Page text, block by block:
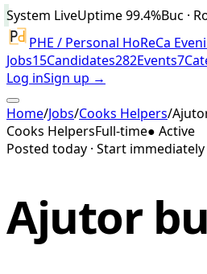
System LiveUptime99.4%Buc ·
PHE / Personal HoReCa
Jobs15Candidates282Events7
Log inSign up →
Home/Jobs/Cooks Helpers/
Cooks HelpersFull-time● Active
Posted today · Start immediately
Ajutor